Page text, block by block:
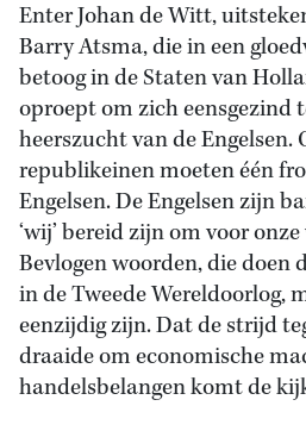
Enter Johan de Witt,
Barry Atsma, die in een
betoog in de Staten van
oproept om zich eensgezind
heerszucht van de Engelsen.
republikeinen moeten één
Engelsen. De Engelsen zijn
‘wij’ bereid zijn om voor
Bevlogen woorden, die doen
in de Tweede Wereldoorlog,
eenzijdig zijn. Dat de strijd
draaide om economische
handelsbelangen komt de